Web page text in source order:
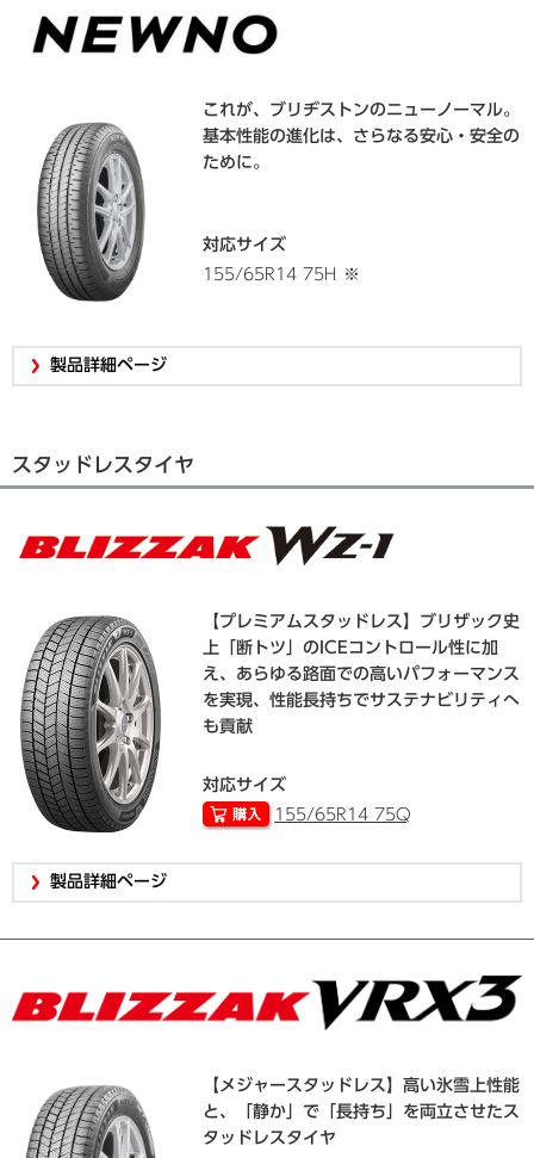
これが、ブリヂストンのニューノーマル。
基本性能の進化は、さらなる安心・安全の
ために。
対応サイズ
155/65R14 75H
※
製品詳細ページ
スタッドレスタイヤ
【プレミアムスタッドレス】ブリザック史
上「断トツ」のICEコントロール性に加
え、あらゆる路面での高いパフォーマンス
を実現、性能長持ちでサステナビリティへ
も貢献
対応サイズ
155/65R14 75Q
製品詳細ページ
【メジャースタッドレス】高い氷雪上性能
と、「静か」で「長持ち」を両立させたス
タッドレスタイヤ